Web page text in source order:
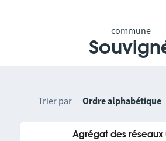
commune
Trier par Ordre alphabétique
Agrégat des réseaux